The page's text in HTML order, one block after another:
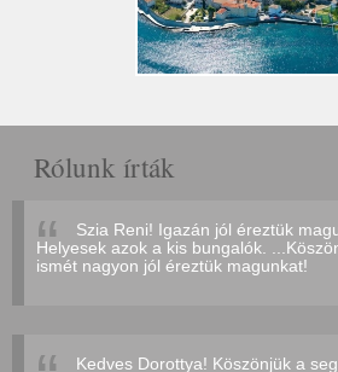
Rólunk írták
Szia Reni! Igazán jól éreztük
Helyesek azok a kis bungalók.
ismét nagyon jól éreztük magunkat!
Kedves Dorottya! Köszönjük a